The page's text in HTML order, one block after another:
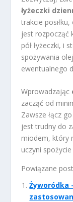
łyżeczki
trakcie posiłku,
jest rozpocząć
pół łyżeczki, i
spożywania
ewentualnego
Wprowadzając
zacząć od
Zawsze łącz
jest trudny do
miodem, który
uczyni
Powiązane
Żyworódka